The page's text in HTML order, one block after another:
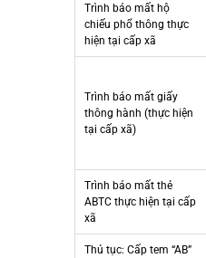
Trình báo mất hộ
chiếu phổ thông thực
hiện tại cấp xã
Trình báo mất giấy
thông hành (thực hiện
tại cấp xã)
Trình báo mất thẻ
ABTC thực hiện tại cấp
xã
Thủ tục: Cấp tem “AB”